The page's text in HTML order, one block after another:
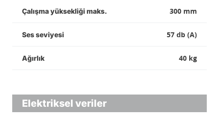
Çalışma yüksekliği maks. 300 mm
Ses seviyesi 57 db (A)
Ağırlık 40 kg
Elektriksel veriler